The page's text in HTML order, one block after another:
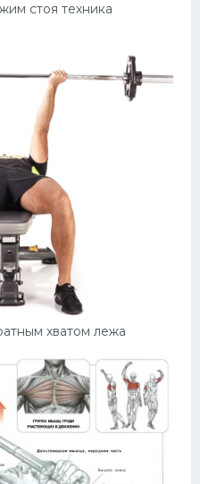
стоя техника
хватом лежа